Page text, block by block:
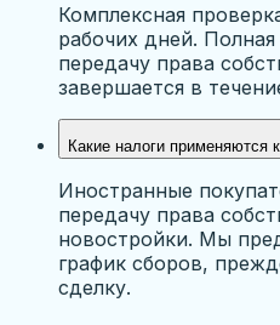
Комплексная
рабочих дней.
передачу права
завершается в
Какие налоги применяются
Иностранные
передачу права
новостройки. Мы
график сборов,
сделку.